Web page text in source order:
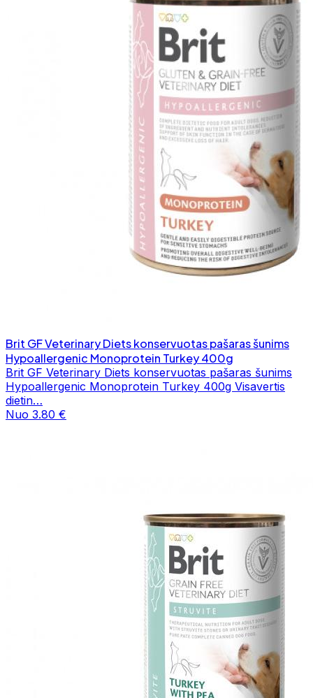
Brit GF Veterinary Diets konservuotas pašaras šunims
Hypoallergenic Monoprotein Turkey 400g
Brit GF Veterinary Diets konservuotas pašaras šunims
Hypoallergenic Monoprotein Turkey 400g Visavertis
dietin…
Nuo 3.80 €